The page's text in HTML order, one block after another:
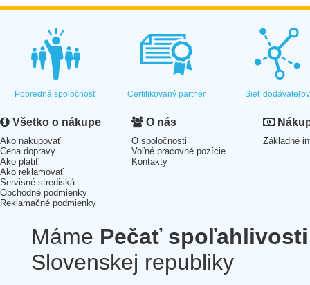
Popredná spoločnosť Certifikovaný partner Sieť dodávateľov
Všetko o nákupe
Ako nakupovať
Cena dopravy
Ako platiť
Ako reklamovať
Servisné strediská
Obchodné podmienky
Reklamačné podmienky
O nás
O spoločnosti
Voľné pracovné pozície
Kontakty
Základné
Máme Pečať spoľahlivosti
Slovenskej republiky